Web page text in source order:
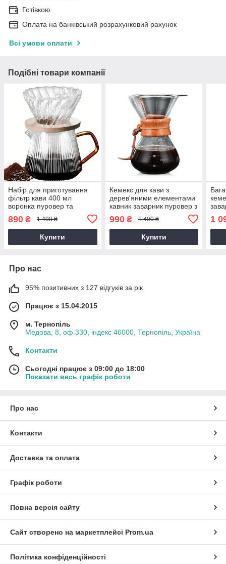
Готівкою
Оплата на банківський розрахунковий рахунок
Всі умови оплати
Подібні товари компанії
Набір для приготування
фільтр кави 400 мл
воронка пуровер та
скляний сервер заварник
890 ₴ 1 490 ₴
Купити
Кемекс для кави з
дерев'яними елементами
кавник заварник пуровер з
металевим багаторазовим
фільтром 400 мл для
ручного заварювання
990₴ 1 490 ₴
Купити
1
Про нас
95% позитивних з 127 відгуків за рік
Працює з 15.04.2015
м. Тернопіль
Медова, 8, оф.330, індекс 46000, Тернопіль, Україна
Контакти
Сьогодні працює з 09:00 до 18:00
Показати весь графік роботи
Про нас
Контакти
Доставка та оплата
Графік роботи
Повна версія сайту
Сайт створено на маркетплейсі Prom.ua
Політика конфіденційності